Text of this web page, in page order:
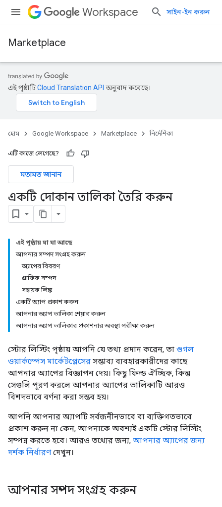
Workspace সাইন-ইন করুন
Marketplace
এই পৃষ্ঠাটিCloud Translation API অনুবাদ করেছে।
হোম Google Workspace Marketplace নির্দেশিকা
এটি কাজে লেগেছে?
মতামত জানান
একটি দোকান তালিকা তৈরি করুন
এই পৃষ্ঠায় যা যা আছে
আপনার সম্পদ সংগ্রহ করুন
অ্যাপের বিবরণ
গ্রাফিক সম্পদ
সহায়ক লিঙ্ক
একটি অ্যাপ প্রকাশ করুন
আপনার অ্যাপ তালিকা শেয়ার করুন
আপনার অ্যাপ তালিকার প্রকাশনার অবস্থা পরীক্ষা করুন
স্টোর লিস্টিং পৃষ্ঠায় আপনি যে তথ্য প্রদান করেন, তা গুগল
ওয়ার্কস্পেস মার্কেটপ্লেসের সম্ভাব্য ব্যবহারকারীদের কাছে
আপনার অ্যাপের বিজ্ঞাপন দেয়। কিছু ফিল্ড ঐচ্ছিক, কিন্তু
সেগুলি পূরণ করলে আপনার অ্যাপের তালিকাটি আরও
বিশদভাবে বর্ণনা করা সম্ভব হয়।
আপনি আপনার অ্যাপটি সর্বজনীনভাবে বা ব্যক্তিগতভাবে
প্রকাশ করুন না কেন, আপনাকে অবশ্যই একটি স্টোর লিস্টিং
সম্পন্ন করতে হবে। আরও তথ্যের জন্য, আপনার অ্যাপের জন্য
দর্শক নির্ধারণদেখুন।
আপনার সম্পদ সংগ্রহ করুন